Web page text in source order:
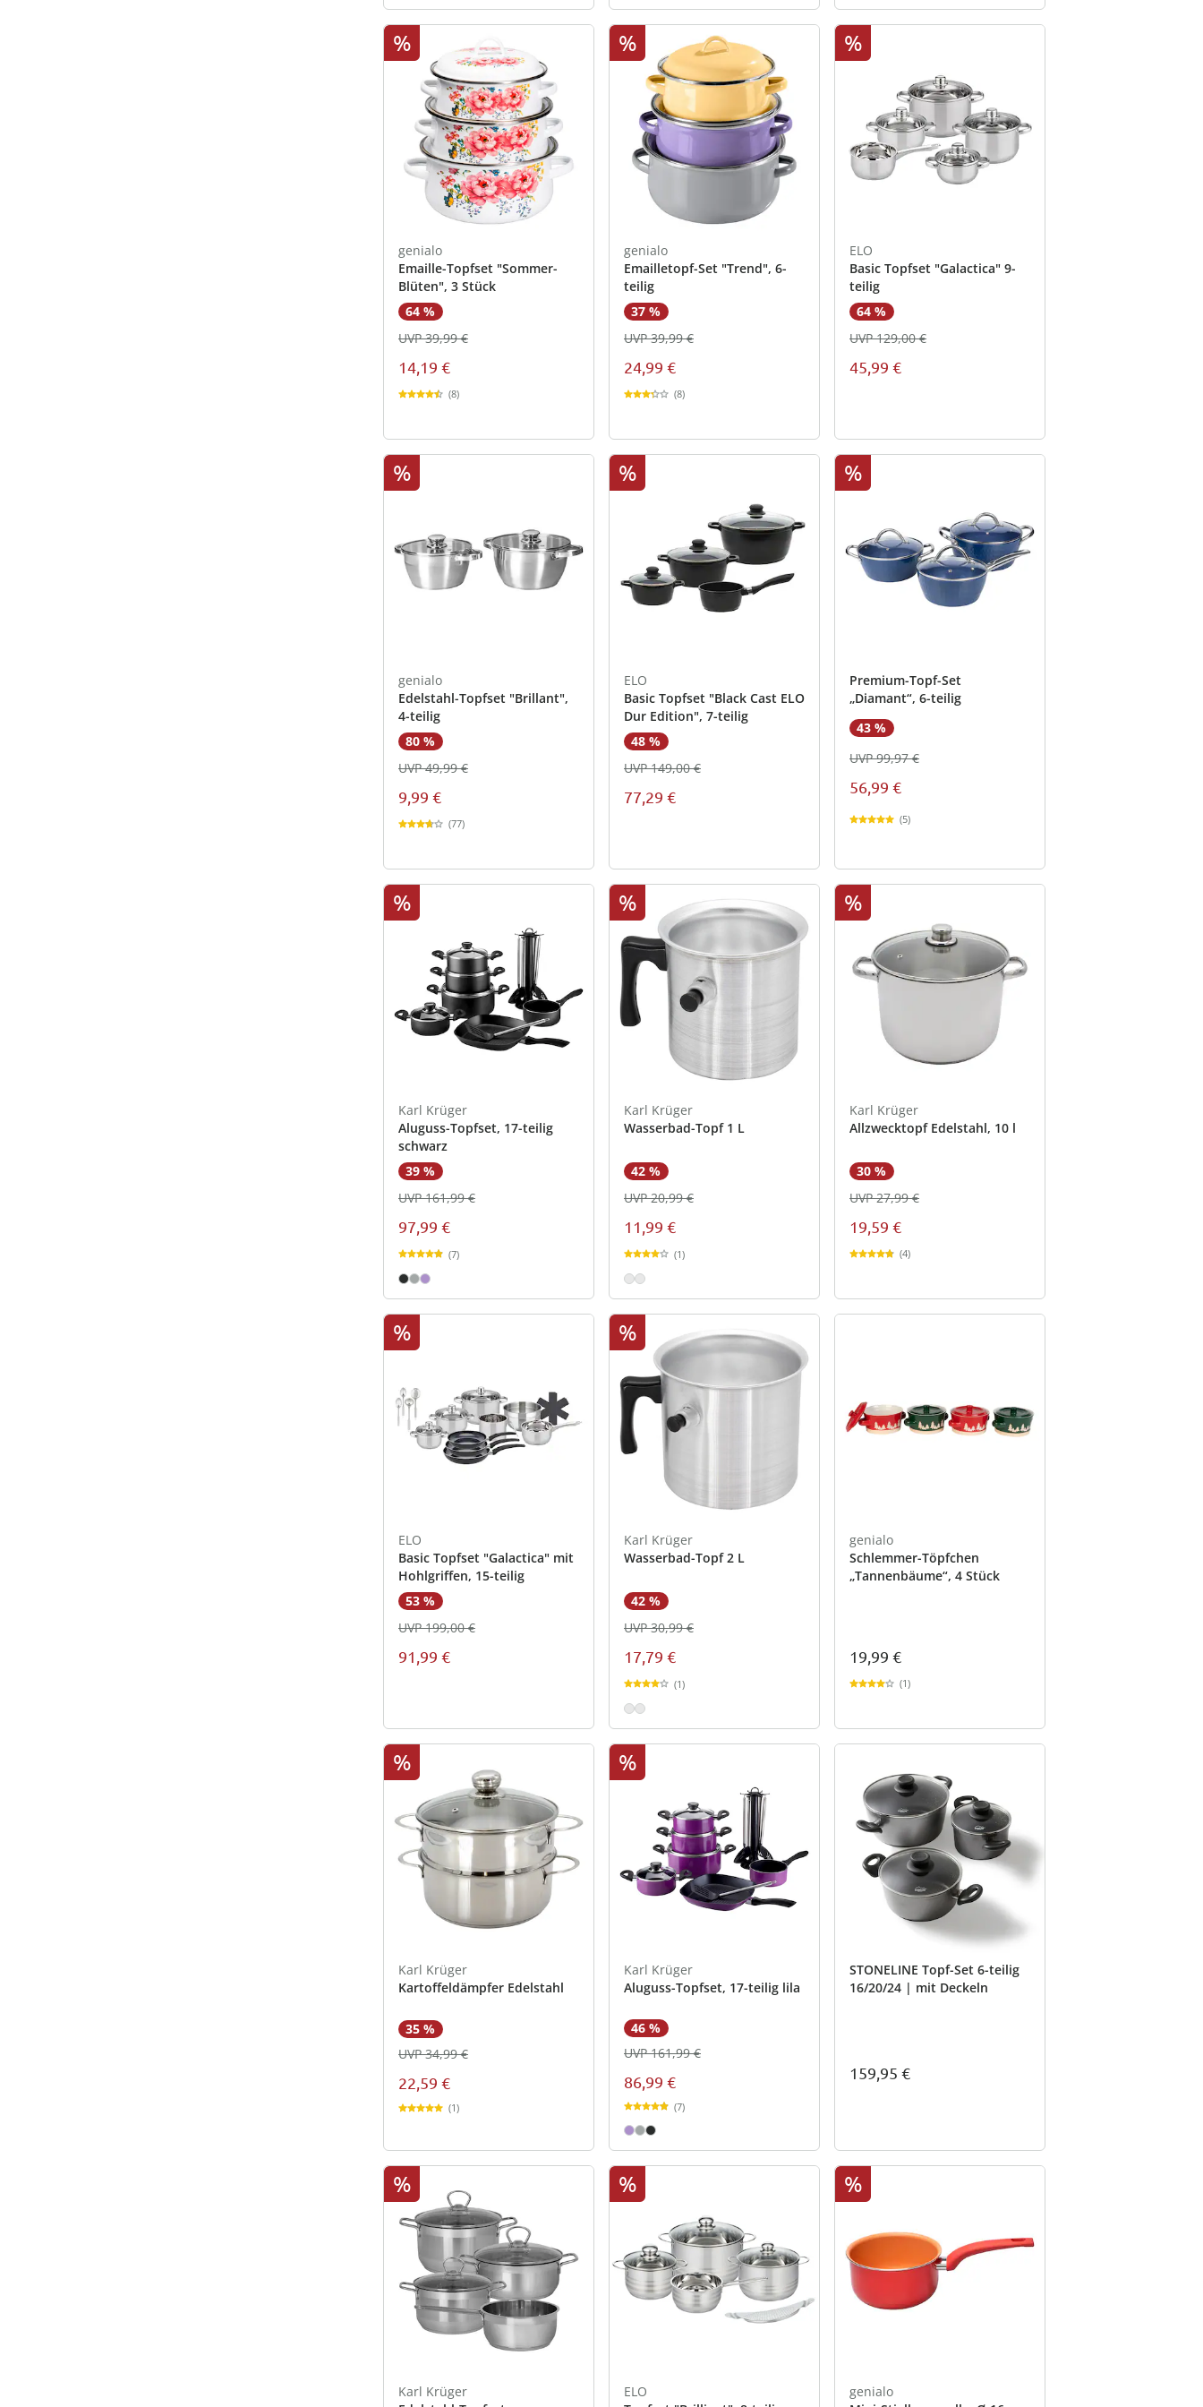
%
genialo
Emaille-Topfset "Sommer-
Blüten", 3 Stück
64 %
14,19 €
UVP 39,99 €
(8)
%
genialo
Emailletopf-Set "Trend", 6-
teilig
37 %
24,99 €
UVP 39,99 €
(8)
%
ELO
Basic Topfset "Galactica" 9-
teilig
64 %
45,99 €
UVP 129,00 €
%
genialo
Edelstahl-Topfset "Brillant",
4-teilig
80 %
9,99 €
UVP 49,99 €
(77)
%
ELO
Basic Topfset "Black Cast ELO
Dur Edition", 7-teilig
48 %
77,29 €
UVP 149,00 €
%
Premium-Topf-Set
„Diamant“, 6-teilig
43 %
56,99 €
UVP 99,97 €
(5)
%
Karl Krüger
Aluguss-Topfset, 17-teilig
schwarz
39 %
97,99 €
UVP 161,99 €
(7)
%
Karl Krüger
Wasserbad-Topf 1 L
42 %
11,99 €
UVP 20,99 €
(1)
%
Karl Krüger
Allzwecktopf Edelstahl, 10 l
30 %
19,59 €
UVP 27,99 €
(4)
%
ELO
Basic Topfset "Galactica" mit
Hohlgriffen, 15-teilig
53 %
91,99 €
UVP 199,00 €
%
Karl Krüger
Wasserbad-Topf 2 L
42 %
17,79 €
UVP 30,99 €
(1)
genialo
Schlemmer-Töpfchen
„Tannenbäume“, 4 Stück
19,99 €
(1)
%
Karl Krüger
Kartoffeldämpfer Edelstahl
35 %
22,59 €
UVP 34,99 €
(1)
%
Karl Krüger
Aluguss-Topfset, 17-teilig lila
46 %
86,99 €
UVP 161,99 €
(7)
STONELINE Topf-Set 6-teilig
16/20/24 | mit Deckeln
159,95 €
%
Karl Krüger
%
ELO
%
genialo